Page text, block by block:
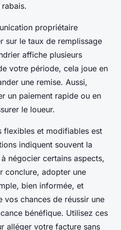
propriétaire
sur le taux de remplissage
affiche plusieurs
votre période, cela joue en
une remise. Aussi,
un paiement rapide ou en
le loueur.
flexibles et modifiables est
indiquent souvent la
négocier certains aspects,
conclure, adopter une
bien informée, et
vos chances de réussir une
bénéfique. Utilisez ces
alléger votre facture sans